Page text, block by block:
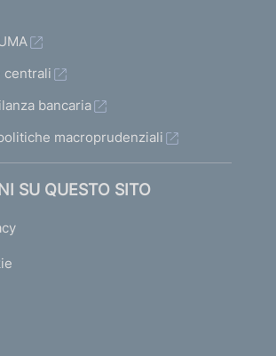
centrali
bancaria
macroprudenziali
SU QUESTO SITO